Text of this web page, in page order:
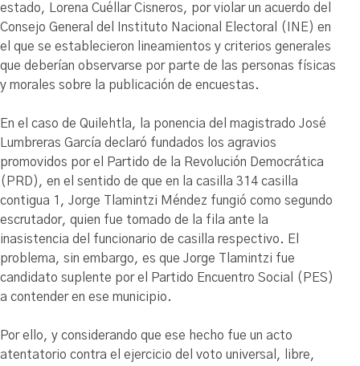
estado, Lorena Cuéllar Cisneros, por violar un acuerdo del
Consejo General del Instituto Nacional Electoral (INE) en
el que se establecieron lineamientos y criterios generales
que deberían observarse por parte de las personas físicas
y morales sobre la publicación de encuestas.
En el caso de Quilehtla, la ponencia del magistrado José
Lumbreras García declaró fundados los agravios
promovidos por el Partido de la Revolución Democrática
(PRD), en el sentido de que en la casilla 314 casilla
contigua 1, Jorge Tlamintzi Méndez fungió como segundo
escrutador, quien fue tomado de la fila ante la
inasistencia del funcionario de casilla respectivo. El
problema, sin embargo, es que Jorge Tlamintzi fue
candidato suplente por el Partido Encuentro Social (PES)
a contender en ese municipio.
Por ello, y considerando que ese hecho fue un acto
atentatorio contra el ejercicio del voto universal, libre,